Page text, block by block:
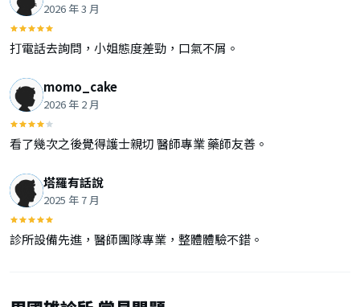
2026 年 3 月
打電話去詢問，小姐態度差勁，口氣不屑。
momo_cake
2026 年 2 月
看了幾次之後覺得護士親切 醫師專業 藥師友善。
塔羅有話說
2025 年 7 月
診所設備先進，醫師團隊專業，整體體驗不錯。